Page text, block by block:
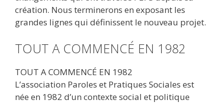
création. Nous terminerons en exposant les
grandes lignes qui définissent le nouveau projet.
TOUT A COMMENCÉ EN 1982
TOUT A COMMENCÉ EN 1982
L’association Paroles et Pratiques Sociales est
née en 1982 d’un contexte social et politique